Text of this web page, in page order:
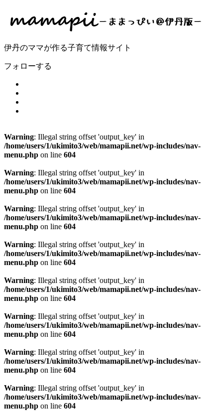
伊丹のママが作る子育て情報サイト
フォローする
Warning: Illegal string offset 'output_key' in
/home/users/1/ukimito3/web/mamapii.net/wp-includes/nav-
menu.php on line 604
Warning: Illegal string offset 'output_key' in
/home/users/1/ukimito3/web/mamapii.net/wp-includes/nav-
menu.php on line 604
Warning: Illegal string offset 'output_key' in
/home/users/1/ukimito3/web/mamapii.net/wp-includes/nav-
menu.php on line 604
Warning: Illegal string offset 'output_key' in
/home/users/1/ukimito3/web/mamapii.net/wp-includes/nav-
menu.php on line 604
Warning: Illegal string offset 'output_key' in
/home/users/1/ukimito3/web/mamapii.net/wp-includes/nav-
menu.php on line 604
Warning: Illegal string offset 'output_key' in
/home/users/1/ukimito3/web/mamapii.net/wp-includes/nav-
menu.php on line 604
Warning: Illegal string offset 'output_key' in
/home/users/1/ukimito3/web/mamapii.net/wp-includes/nav-
menu.php on line 604
Warning: Illegal string offset 'output_key' in
/home/users/1/ukimito3/web/mamapii.net/wp-includes/nav-
menu.php on line 604